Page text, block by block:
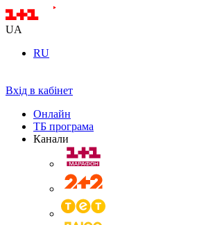
UA
RU
Вхід в кабінет
Онлайн
ТБ програма
Канали